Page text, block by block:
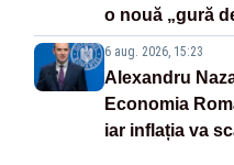
o nouă „gură
6 aug. 2026, 15:23
Alexandru
Economia
iar inflația va